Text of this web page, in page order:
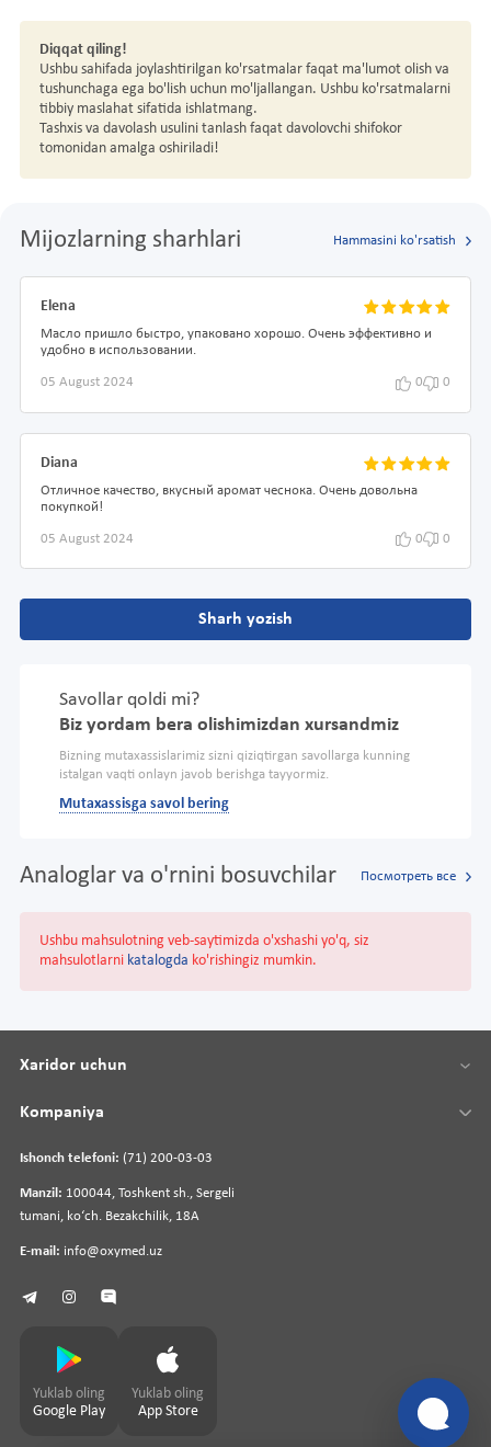
Diqqat qiling!
Ushbu sahifada joylashtirilgan ko'rsatmalar faqat ma'lumot olish va
tushunchaga ega bo'lish uchun mo'ljallangan. Ushbu ko'rsatmalarni
tibbiy maslahat sifatida ishlatmang.
Tashxis va davolash usulini tanlash faqat davolovchi shifokor
tomonidan amalga oshiriladi!
Mijozlarning sharhlari Hammasini ko'rsatish
Elena
Масло пришло быстро, упаковано хорошо. Очень эффективно и
удобно в использовании.
05 August 2024 0 0
Diana
Отличное качество, вкусный аромат чеснока. Очень довольна
покупкой!
05 August 2024 0 0
Sharh yozish
Savollar qoldi mi?
Biz yordam bera olishimizdan xursandmiz
Bizning mutaxassislarimiz sizni qiziqtirgan savollarga kunning
istalgan vaqti onlayn javob berishga tayyormiz.
Mutaxassisga savol bering
Analoglar va o'rnini bosuvchilar Посмотреть все
Ushbu mahsulotning veb-saytimizda o'xshashi yo'q, siz
mahsulotlarni katalogda ko'rishingiz mumkin.
Ishonch telefoni: (71) 200-03-03
Manzil: 100044, Toshkent sh., Sergeli
tumani, koʻch. Bezakchilik, 18A
E-mail: info@oxymed.uz
Xaridor uchun
Kompaniya
Yuklab oling
Google Play
Yuklab oling
App Store